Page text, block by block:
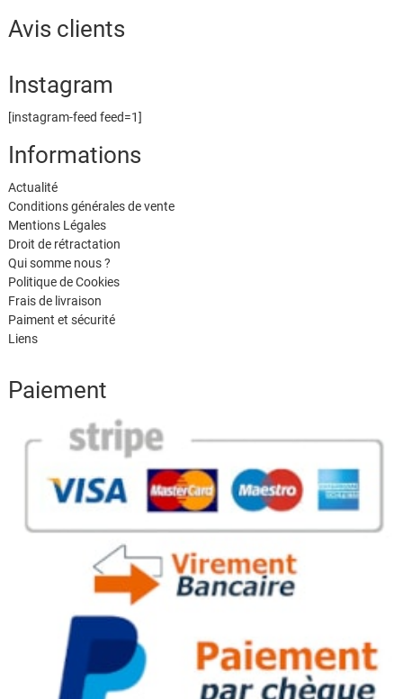
Avis clients
Instagram
[instagram-feed feed=1]
Informations
Actualité
Conditions générales de vente
Mentions Légales
Droit de rétractation
Qui somme nous ?
Politique de Cookies
Frais de livraison
Paiment et sécurité
Liens
Paiement